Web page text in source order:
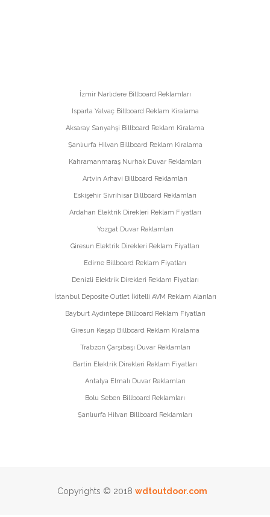
İzmir Narlıdere Billboard Reklamları
Isparta Yalvaç Billboard Reklam Kiralama
Aksaray Sarıyahşi Billboard Reklam Kiralama
Şanlıurfa Hilvan Billboard Reklam Kiralama
Kahramanmaraş Nurhak Duvar Reklamları
Artvin Arhavi Billboard Reklamları
Eskişehir Sivrihisar Billboard Reklamları
Ardahan Elektrik Direkleri Reklam Fiyatları
Yozgat Duvar Reklamları
Giresun Elektrik Direkleri Reklam Fiyatları
Edirne Billboard Reklam Fiyatları
Denizli Elektrik Direkleri Reklam Fiyatları
İstanbul Deposite Outlet İkitelli AVM Reklam Alanları
Bayburt Aydıntepe Billboard Reklam Fiyatları
Giresun Keşap Billboard Reklam Kiralama
Trabzon Çarşıbaşı Duvar Reklamları
Bartin Elektrik Direkleri Reklam Fiyatları
Antalya Elmalı Duvar Reklamları
Bolu Seben Billboard Reklamları
Şanlıurfa Hilvan Billboard Reklamları
Copyrights © 2018 wdtoutdoor.com